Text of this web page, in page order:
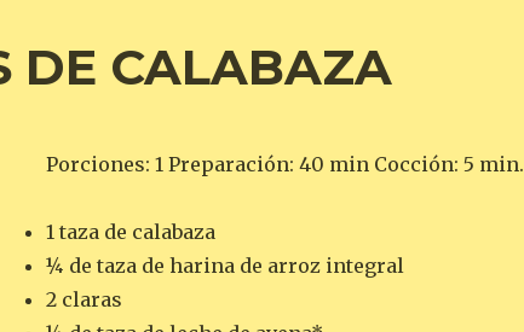
DE CALABAZA
Porciones: 1 Preparación: 40 min Cocción: 5 min.
1 taza de calabaza
¼ de taza de harina de arroz integral
2 claras